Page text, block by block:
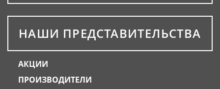
НАШИ ПРЕДСТАВИТЕЛЬСТВА
АКЦИИ
ПРОИЗВОДИТЕЛИ